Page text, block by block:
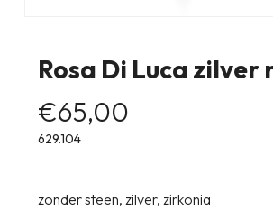
Rosa Di Luca zilver
€65,00
629.104
zonder steen, zilver, zirkonia